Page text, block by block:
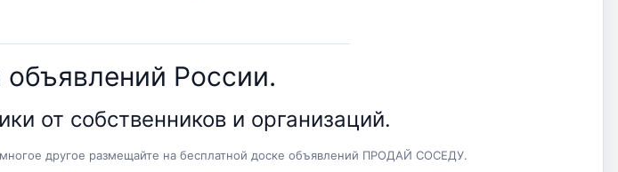
объявлений России.
от собственников и организаций.
другое размещайте на бесплатной доске объявлений ПРОДАЙ СОСЕДУ.